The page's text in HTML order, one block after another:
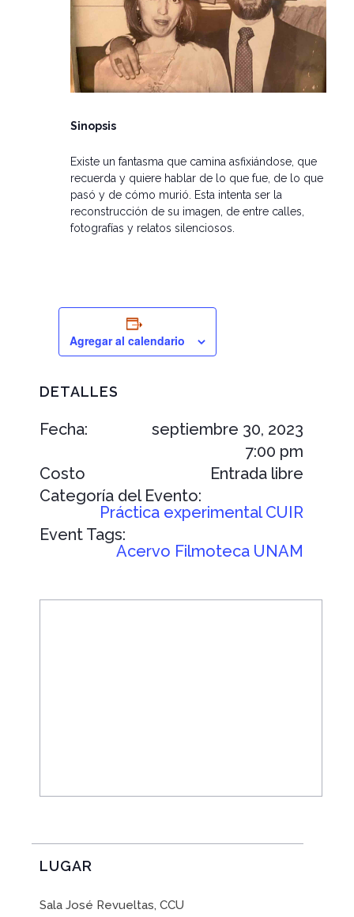
Sinopsis
Existe un fantasma que camina asfixiándose, que
recuerda y quiere hablar de lo que fue, de lo que
pasó y de cómo murió. Esta intenta ser la
reconstrucción de su imagen, de entre calles,
fotografías y relatos silenciosos.
Agregar al calendario
DETALLES
Fecha:
septiembre 30, 2023
7:00 pm
Costo
Entrada libre
Categoría del Evento:
Práctica experimental CUIR
Event Tags:
Acervo Filmoteca UNAM
LUGAR
Sala José Revueltas, CCU